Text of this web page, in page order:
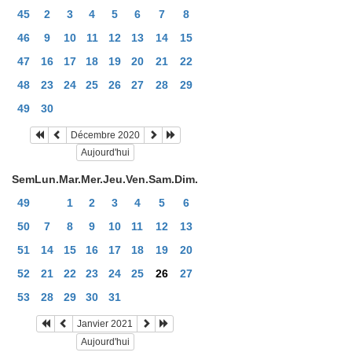
45
2 3 4 5 6 7
8
46
9 10 11 12 13 14
15
47
16 17 18 19 20 21
22
48
23 24 25 26 27 28
29
49
30
Décembre 2020
Aujourd'hui
SemLun.Mar.Mer.Jeu.Ven.Sam.Dim.
49
1 2 3 4 5
6
50
7 8 9 10 11 12
13
51
14 15 16 17 18 19
20
52
21 22 23 24 25 26
27
53
28 29 30 31
Janvier 2021
Aujourd'hui